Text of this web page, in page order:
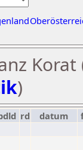
Korat
)
rd datum